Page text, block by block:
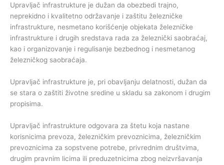
Upravljač infrastrukture je dužan da obezbedi trajno,
neprekidno i kvalitetno održavanje i zaštitu železničke
infrastrukture, nesmetano korišćenje objekata železničke
infrastrukture i drugih sredstava rada za železnički saobraćaj,
kao i organizovanje i regulisanje bezbednog i nesmetanog
železničkog saobraćaja.
Upravljač infrastrukture je, pri obavljanju delatnosti, dužan da
se stara o zaštiti životne sredine u skladu sa zakonom i drugim
propisima.
Upravljač infrastrukture odgovara za štetu koja nastane
korisnicima prevoza, železničkim prevoznicima, železničkim
prevoznicima za sopstvene potrebe, privrednim društvima,
drugim pravnim licima ili preduzetnicima zbog neizvršavanja